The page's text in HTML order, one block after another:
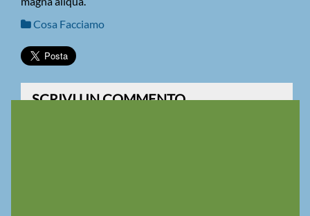
Cosa Facciamo
SCRIVI UN COMMENTO